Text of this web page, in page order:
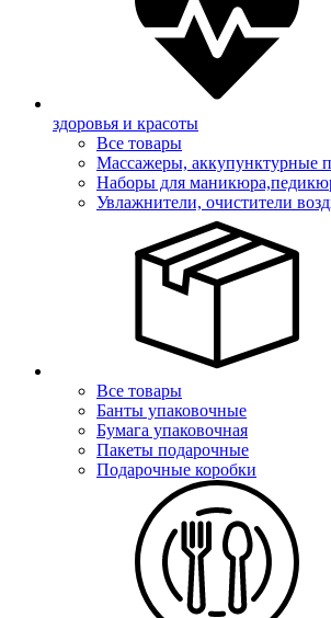
здоровья и красоты
Все товары
Массажеры, аккупунктурные
Наборы для
Увлажнители, очистители
Все товары
Банты упаковочные
Бумага упаковочная
Пакеты подарочные
Подарочные коробки